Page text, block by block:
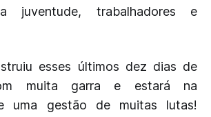
juventude, trabalhadores e
esses últimos dez dias de
muita garra e estará na
uma gestão de muitas lutas!